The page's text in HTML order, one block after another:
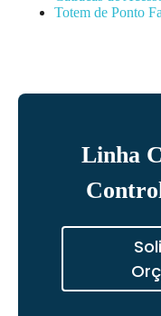
Totem de Ponto
Linha